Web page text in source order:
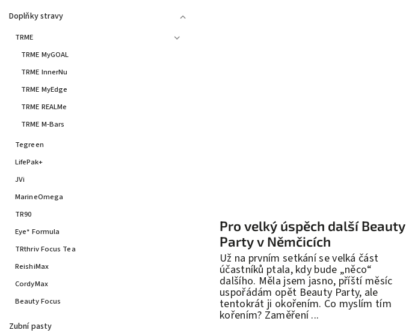
Doplňky stravy
TRME
TRME MyGOAL
TRME InnerNu
TRME MyEdge
TRME REALMe
TRME M-Bars
Tegreen
LifePak+
JVi
MarineOmega
TR90
Eye* Formula
TRthriv Focus Tea
ReishiMax
CordyMax
Beauty Focus
Zubní pasty
Pro velký úspěch další Beauty
Party v Němčicích
Už na prvním setkání se velká část
účastníků ptala, kdy bude „něco“
dalšího. Měla jsem jasno, příští měsíc
uspořádám opět Beauty Party, ale
tentokrát ji okořením. Co myslím tím
kořením? Zaměření ...